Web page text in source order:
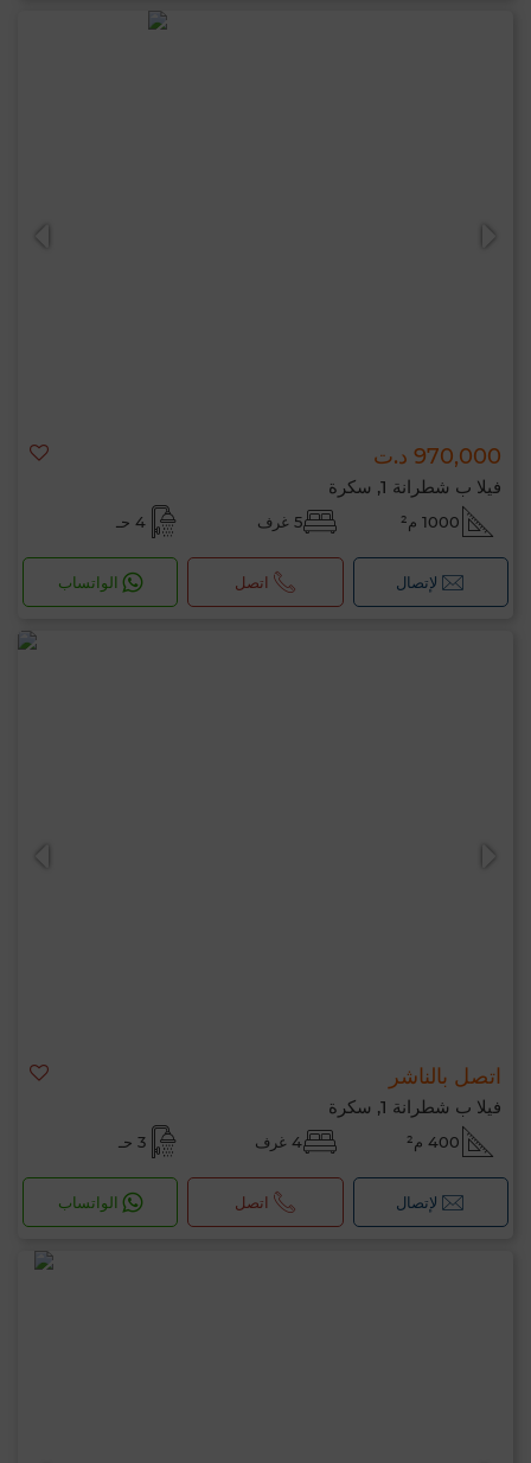
970,000 د.ت
فيلا ب شطرانة 1, سكرة
1000 م² 5 غرف 4 حـ
لإتصال اتصل الواتساب
اتصل بالناشر
فيلا ب شطرانة 1, سكرة
400 م² 4 غرف 3 حـ
لإتصال اتصل الواتساب